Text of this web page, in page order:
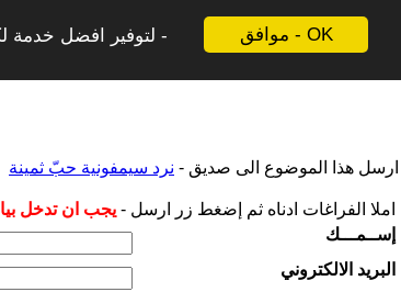
موافق - OK
لتوفير افضل خدمة
ارسل هذا الموضوع الى صديق - نرد سيمفونية حبّ ثمينة
املا الفراغات ادناه ثم إضغط زر ارسل - يجب ان تدخل
إســمـــك
البريد الالكتروني